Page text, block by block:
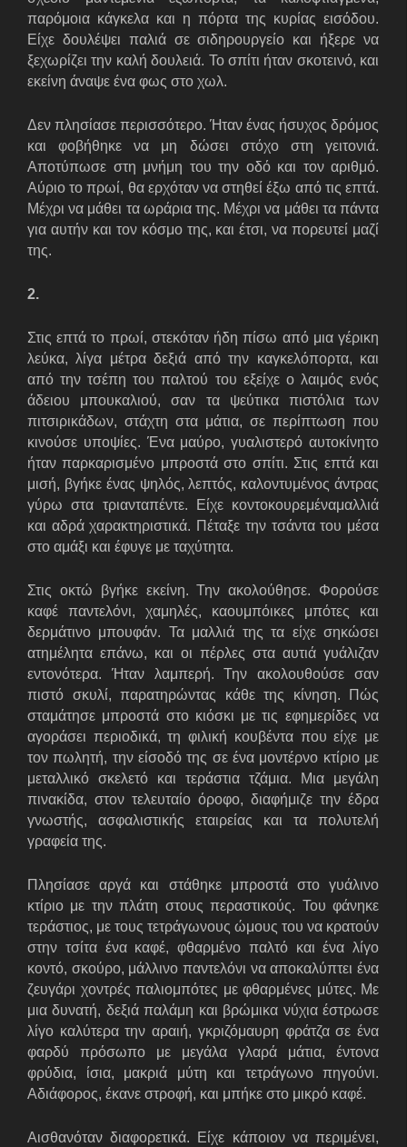
παρόμοια κάγκελα και η πόρτα της κυρίας εισόδου.
Είχε δουλέψει παλιά σε σιδηρουργείο και ήξερε να
ξεχωρίζει την καλή δουλειά. Το σπίτι ήταν σκοτεινό, και
εκείνη άναψε ένα φως στο χωλ.
Δεν πλησίασε περισσότερο. Ήταν ένας ήσυχος δρόμος
και φοβήθηκε να μη δώσει στόχο στη γειτονιά.
Αποτύπωσε στη μνήμη του την οδό και τον αριθμό.
Αύριο το πρωί, θα ερχόταν να στηθεί έξω από τις επτά.
Μέχρι να μάθει τα ωράρια της. Μέχρι να μάθει τα πάντα
για αυτήν και τον κόσμο της, και έτσι, να πορευτεί μαζί
της.
2.
Στις επτά το πρωί, στεκόταν ήδη πίσω από μια γέρικη
λεύκα, λίγα μέτρα δεξιά από την καγκελόπορτα, και
από την τσέπη του παλτού του εξείχε ο λαιμός ενός
άδειου μπουκαλιού, σαν τα ψεύτικα πιστόλια των
πιτσιρικάδων, στάχτη στα μάτια, σε περίπτωση που
κινούσε υποψίες. Ένα μαύρο, γυαλιστερό αυτοκίνητο
ήταν παρκαρισμένο μπροστά στο σπίτι. Στις επτά και
μισή, βγήκε ένας ψηλός, λεπτός, καλοντυμένος άντρας
γύρω στα τριανταπέντε. Είχε κοντοκουρεμέναμαλλιά
και αδρά χαρακτηριστικά. Πέταξε την τσάντα του μέσα
στο αμάξι και έφυγε με ταχύτητα.
Στις οκτώ βγήκε εκείνη. Την ακολούθησε. Φορούσε
καφέ παντελόνι, χαμηλές, καουμπόικες μπότες και
δερμάτινο μπουφάν. Τα μαλλιά της τα είχε σηκώσει
ατημέλητα επάνω, και οι πέρλες στα αυτιά γυάλιζαν
εντονότερα. Ήταν λαμπερή. Την ακολουθούσε σαν
πιστό σκυλί, παρατηρώντας κάθε της κίνηση. Πώς
σταμάτησε μπροστά στο κιόσκι με τις εφημερίδες να
αγοράσει περιοδικά, τη φιλική κουβέντα που είχε με
τον πωλητή, την είσοδό της σε ένα μοντέρνο κτίριο με
μεταλλικό σκελετό και τεράστια τζάμια. Μια μεγάλη
πινακίδα, στον τελευταίο όροφο, διαφήμιζε την έδρα
γνωστής, ασφαλιστικής εταιρείας και τα πολυτελή
γραφεία της.
Πλησίασε αργά και στάθηκε μπροστά στο γυάλινο
κτίριο με την πλάτη στους περαστικούς. Του φάνηκε
τεράστιος, με τους τετράγωνους ώμους του να κρατούν
στην τσίτα ένα καφέ, φθαρμένο παλτό και ένα λίγο
κοντό, σκούρο, μάλλινο παντελόνι να αποκαλύπτει ένα
ζευγάρι χοντρές παλιομπότες με φθαρμένες μύτες. Με
μια δυνατή, δεξιά παλάμη και βρώμικα νύχια έστρωσε
λίγο καλύτερα την αραιή, γκριζόμαυρη φράτζα σε ένα
φαρδύ πρόσωπο με μεγάλα γλαρά μάτια, έντονα
φρύδια, ίσια, μακριά μύτη και τετράγωνο πηγούνι.
Αδιάφορος, έκανε στροφή, και μπήκε στο μικρό καφέ.
Αισθανόταν διαφορετικά. Είχε κάποιον να περιμένει,